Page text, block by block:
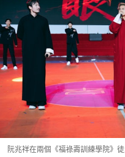
阮兆祥在兩個《福祿壽訓練學院》